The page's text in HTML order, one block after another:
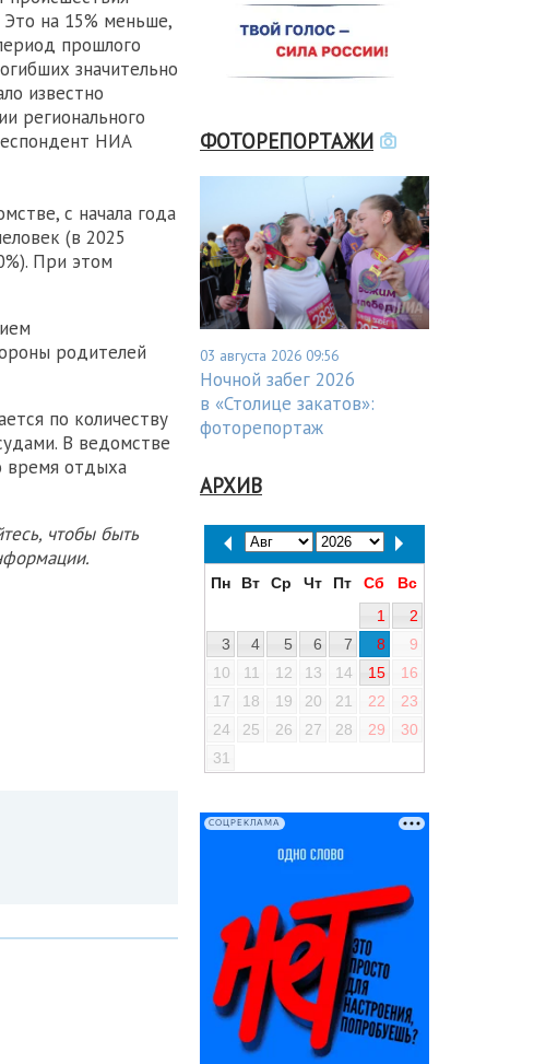
на 15% меньше,
прошлого
значительно
известно
регионального
НИА
с начала года
(в 2025
При этом
родителей
по количеству
В ведомстве
время отдыха
чтобы быть
ФОТОРЕПОРТАЖИ
03 августа 2026 09:56
Ночной забег 2026
в «Столице закатов»:
фоторепортаж
АРХИВ
Пн Вт Ср Чт Пт Сб
Вс
1
2
3
4 5 6 7 8
9
10
11 12 13 14 15
16
17
18 19 20 21 22
23
24
25 26 27 28 29
30
31
СОЦРЕКЛАМА